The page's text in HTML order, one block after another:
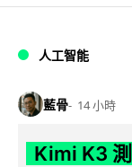
人工智能
藍骨 14 小時
Kimi K3